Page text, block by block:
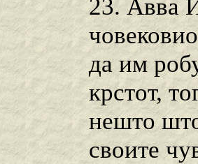
23. Авва
да им
крстот,
нешто
своите